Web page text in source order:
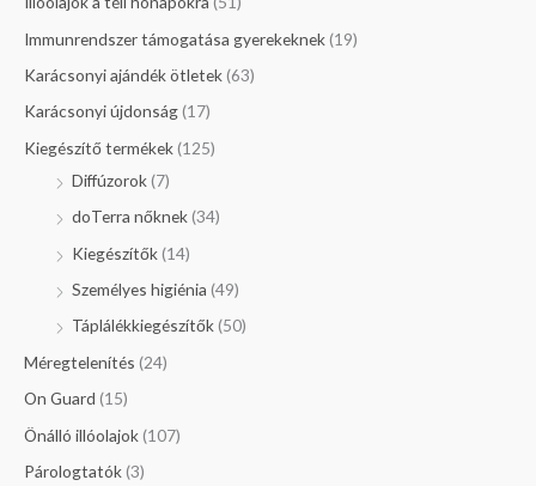
Immunrendszer támogatása gyerekeknek(19)
Karácsonyi ajándék ötletek(63)
Karácsonyi újdonság(17)
Kiegészítő termékek(125)
Diffúzorok(7)
doTerra nőknek(34)
Kiegészítők(14)
Személyes higiénia (49)
Táplálékkiegészítők(50)
Méregtelenítés (24)
On Guard (15)
Önálló illóolajok(107)
Párologtatók(3)